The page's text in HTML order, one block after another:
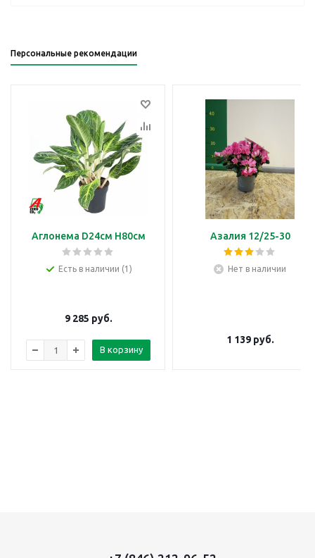
Персональные рекомендации
Аглонема D24см H80см
Есть в наличии (1)
9 285 руб.
В корзину
Азалия 12/25-30
Нет в наличии
1 139руб.